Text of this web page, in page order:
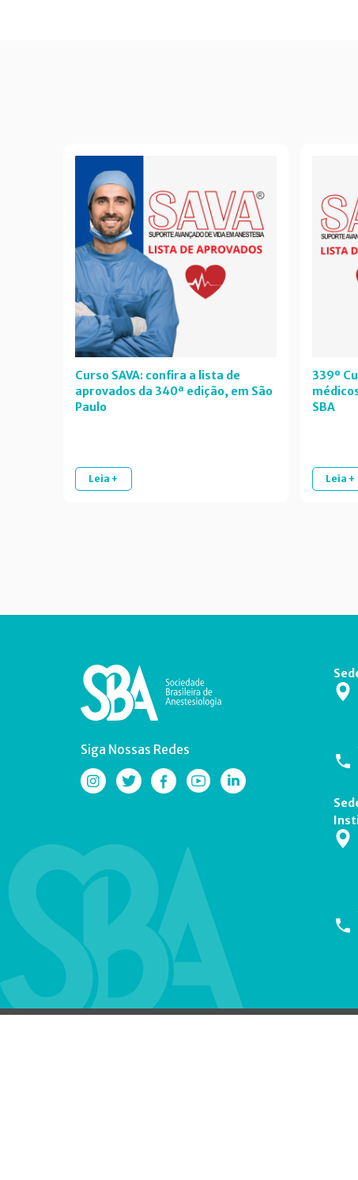
Curso SAVA: confira a lista de
aprovados da 340ª edição, em São
Paulo
Leia +
339º
SBA
Leia +
Siga Nossas Redes